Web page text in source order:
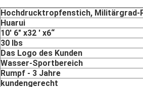
Hochdrucktropfenstich, Militärgrad-
Huarui
10' 6" x32 ' x6“
30 lbs
Das Logo des Kunden
Wasser-Sportbereich
Rumpf - 3 Jahre
kundengerecht